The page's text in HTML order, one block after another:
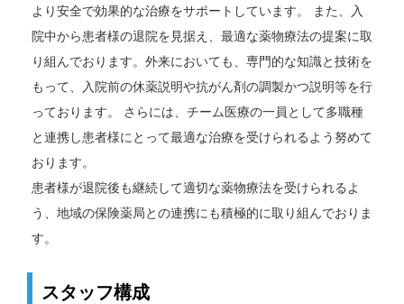
より安全で効果的な治療をサポートしています。 また、入
院中から患者様の退院を見据え、最適な薬物療法の提案に取
り組んでおります。外来においても、専門的な知識と技術を
もって、入院前の休薬説明や抗がん剤の調製かつ説明等を行
っております。 さらには、チーム医療の一員として多職種
と連携し患者様にとって最適な治療を受けられるよう努めて
おります。
患者様が退院後も継続して適切な薬物療法を受けられるよ
う、地域の保険薬局との連携にも積極的に取り組んでおりま
す。
スタッフ構成